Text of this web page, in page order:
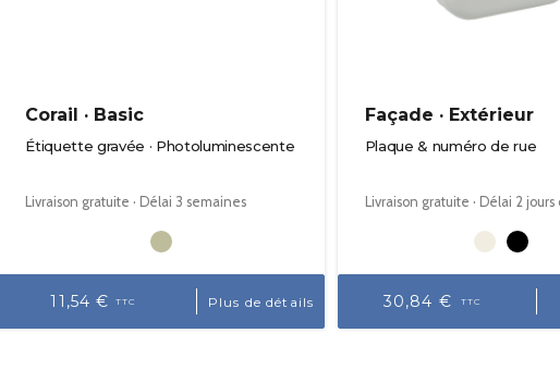
Corail · Basic
Étiquette gravée · Photoluminescente
Livraison gratuite · Délai 3 semaines
11,54 € TTC Plus de détails
Façade · Extérieur
Plaque & numéro de rue
Livraison gratuite · Délai 2 jours
30,84 € TTC